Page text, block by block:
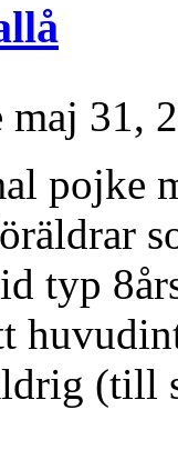
maj 31,
pojke
typ
(till